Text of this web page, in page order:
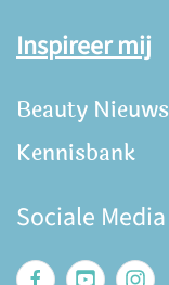
Inspireer mij
Beauty Nieuws
Kennisbank
Sociale Media